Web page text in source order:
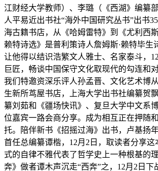
江财经大学教师）、李璐（《西湖》编纂
人平易近出书社“海外中国研究丛书”出书
海古籍书店，从《哈姆雷特》到《尤利西
赖特诗选》是普利策诗人詹姆斯·赖特毕生
让他得以结识浩繁文人雅士、名家泰斗，
巨匠，畅谈中国保守文化取现代的勾连和
我们特邀资深乐评人孙孟晋、文化艺术博
生新所茑屋书店，上海大学出书社编纂贺
纂刘茹和《疆场快讯》、复旦大学中文系
位嘉宾一路会商分享。成为相互正在押随
托。陪伴新书《招摇过海》出书，卢基扬
首任总编纂谭楷，12月2日，取读者分享
式的自律不雅代表了哲学史上一种根基的
奔》做者谭木声沉走“西奔”之，12月2日下